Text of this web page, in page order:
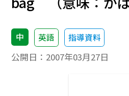
中 英語 指導資料
公開日： 2007年03月27日